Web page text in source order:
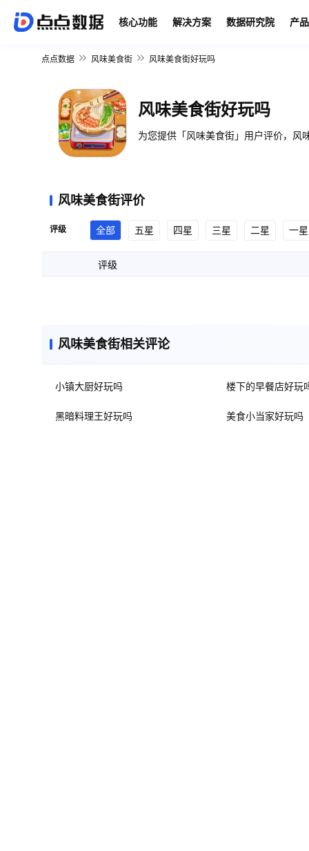
核心功能 解决方案 数据研究院 产
点点数据 风味美食街 风味美食街好玩吗
风味美食街好玩吗
为您提供「风味美食街」用户评价，风
风味美食街评价
评级 全部 五星 四星 三星 二星 一星
评级
风味美食街相关评论
小镇大厨好玩吗 楼下的早餐店好玩
黑暗料理王好玩吗 美食小当家好玩吗